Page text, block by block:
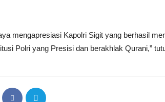
mengapresiasi Kapolri Sigit yang berhasil
Polri yang Presisi dan berakhlak Qurani,”